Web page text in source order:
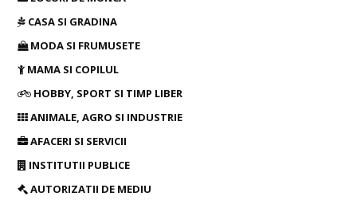
CASA SI GRADINA
MODA SI FRUMUSETE
MAMA SI COPILUL
HOBBY, SPORT SI TIMP LIBER
ANIMALE, AGRO SI INDUSTRIE
AFACERI SI SERVICII
INSTITUTII PUBLICE
AUTORIZATII DE MEDIU